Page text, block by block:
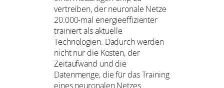
vertreiben, der neuronale Netze
20.000-mal energie­effizienter
trainiert als aktuelle
Technologien. Dadurch werden
nicht nur die Kosten, der
Zeitaufwand und die
Datenmenge, die für das Training
eines neuronalen Netzes